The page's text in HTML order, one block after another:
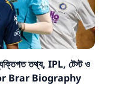
ব্যক্তিগত তথ্য, IPL, টেস্ট ও
Brar Biography